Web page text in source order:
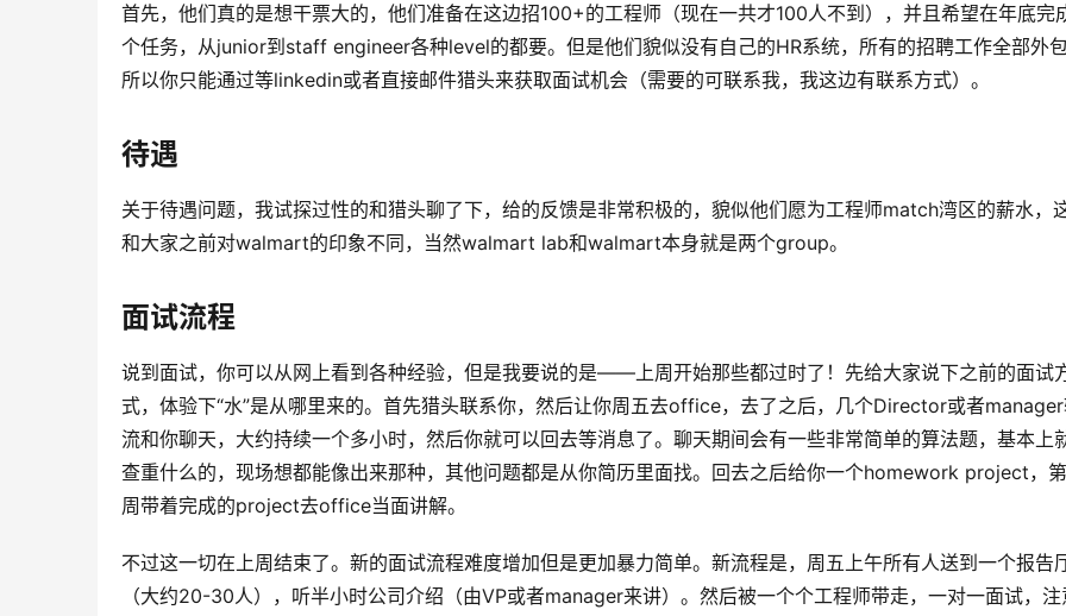
首先，他们真的是想干票大的，他们准备在这边招100+的工程师（现在一共才100人不到），并且希望在年底完
个任务，从junior到staff engineer各种level的都要。但是他们貌似没有自己的HR系统，所有的招聘工作全部外包
所以你只能通过等linkedin或者直接邮件猎头来获取面试机会（需要的可联系我，我这边有联系方式）。
待遇
关于待遇问题，我试探过性的和猎头聊了下，给的反馈是非常积极的，貌似他们愿为工程师match湾区的薪水，
和大家之前对walmart的印象不同，当然walmart lab和walmart本身就是两个group。
面试流程
说到面试，你可以从网上看到各种经验，但是我要说的是——上周开始那些都过时了！先给大家说下之前的面试
式，体验下“水”是从哪里来的。首先猎头联系你，然后让你周五去office，去了之后，几个Director或者
流和你聊天，大约持续一个多小时，然后你就可以回去等消息了。聊天期间会有一些非常简单的算法题，基本上
查重什么的，现场想都能像出来那种，其他问题都是从你简历里面找。回去之后给你一个homework project，
周带着完成的project去office当面讲解。
不过这一切在上周结束了。新的面试流程难度增加但是更加暴力简单。新流程是，周五上午所有人送到一个报告
（大约20-30人），听半小时公司介绍（由VP或者manager来讲）。然后被一个个工程师带走，一对一面试，注